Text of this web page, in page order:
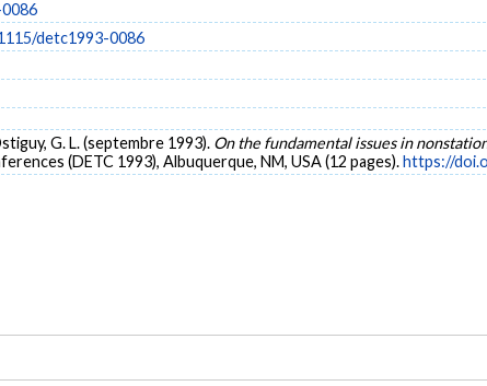
detc1993-0086
G. L. (septembre 1993). On the fundamental issues in
(DETC 1993), Albuquerque, NM, USA (12 pages).https://